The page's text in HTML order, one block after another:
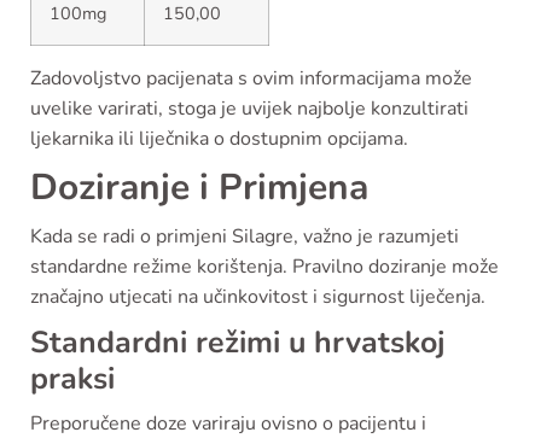
100mg 150,00
Zadovoljstvo pacijenata s ovim informacijama može
uvelike varirati, stoga je uvijek najbolje konzultirati
ljekarnika ili liječnika o dostupnim opcijama.
Doziranje i Primjena
Kada se radi o primjeni Silagre, važno je razumjeti
standardne režime korištenja. Pravilno doziranje može
značajno utjecati na učinkovitost i sigurnost liječenja.
Standardni režimi u hrvatskoj
praksi
Preporučene doze variraju ovisno o pacijentu i